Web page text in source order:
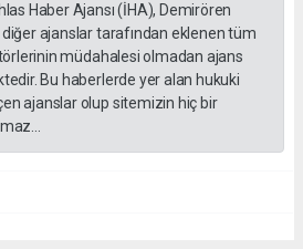
Haber Ajansı (İHA), Demirören
diğer ajanslar tarafından eklenen tüm
müdahalesi olmadan ajans
Bu haberlerde yer alan hukuki
ajanslar olup sitemizin hiç bir